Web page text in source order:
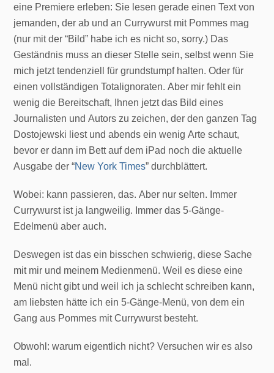
eine Premiere erleben: Sie lesen gerade einen Text von
jemanden, der ab und an Currywurst mit Pommes mag
(nur mit der “Bild” habe ich es nicht so, sorry.) Das
Geständnis muss an dieser Stelle sein, selbst wenn Sie
mich jetzt tendenziell für grundstumpf halten. Oder für
einen vollständigen Totalignoraten. Aber mir fehlt ein
wenig die Bereitschaft, Ihnen jetzt das Bild eines
Journalisten und Autors zu zeichen, der den ganzen Tag
Dostojewski liest und abends ein wenig Arte schaut,
bevor er dann im Bett auf dem iPad noch die aktuelle
Ausgabe der “New York Times” durchblättert.
Wobei: kann passieren, das. Aber nur selten. Immer
Currywurst ist ja langweilig. Immer das 5-Gänge-
Edelmenü aber auch.
Deswegen ist das ein bisschen schwierig, diese Sache
mit mir und meinem Medienmenü. Weil es diese eine
Menü nicht gibt und weil ich ja schlecht schreiben kann,
am liebsten hätte ich ein 5-Gänge-Menü, von dem ein
Gang aus Pommes mit Currywurst besteht.
Obwohl: warum eigentlich nicht? Versuchen wir es also
mal.